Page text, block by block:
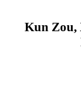
Kun Zou,